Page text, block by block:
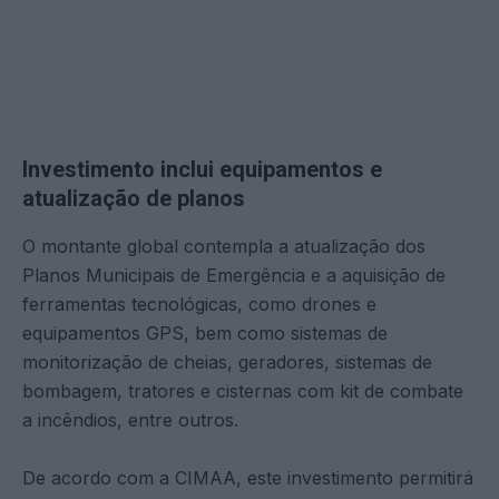
Investimento inclui equipamentos e
atualização de planos
O montante global contempla a atualização dos
Planos Municipais de Emergência e a aquisição de
ferramentas tecnológicas, como drones e
equipamentos GPS, bem como sistemas de
monitorização de cheias, geradores, sistemas de
bombagem, tratores e cisternas com kit de combate
a incêndios, entre outros.
De acordo com a CIMAA, este investimento permitirá